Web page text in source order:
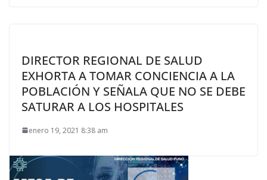
DIRECTOR REGIONAL DE SALUD
EXHORTA A TOMAR CONCIENCIA A LA
POBLACIÓN Y SEÑALA QUE NO SE DEBE
SATURAR A LOS HOSPITALES
enero 19, 2021 8:38 am